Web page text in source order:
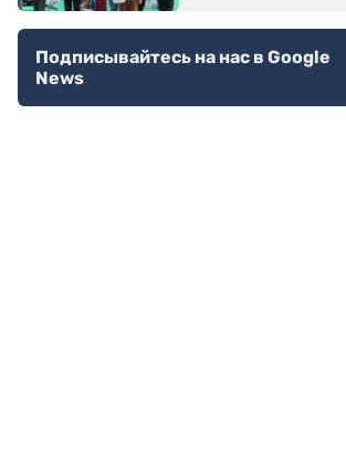
Подписывайтесь на нас в Google
News